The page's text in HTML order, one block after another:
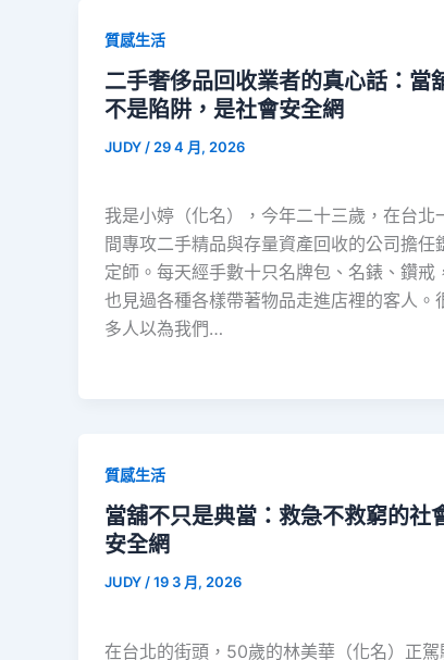
質感生活
二手奢侈品回收業者的真心話：當
不是陷阱，是社會安全網
JUDY / 29 4 月, 2026
我是小婷（化名），今年二十三歲，在台北
間專攻二手精品與存量資產回收的公司擔任
定師。每天經手數十只名牌包、名錶、鑽戒
也見過各種各樣帶著物品走進店裡的客人。
多人以為我們…
質感生活
當舖不只是典當：救急不救窮的社
安全網
JUDY /19 3 月, 2026
在台北的街頭，50歲的林美華（化名）正駕